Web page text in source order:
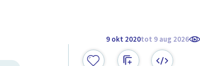
9 okt 2020tot 9 aug 2026